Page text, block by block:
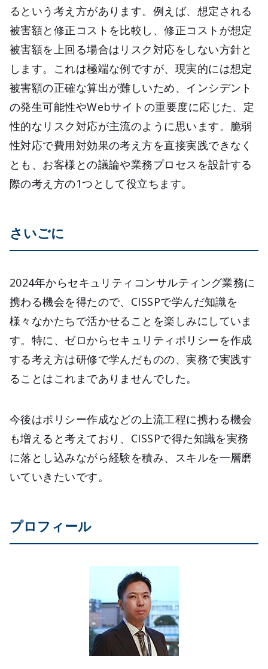
るという考え方があります。例えば、想定される
被害額と修正コストを比較し、修正コストが想定
被害額を上回る場合はリスク対応をしない方針と
します。これは極端な例ですが、現実的には想定
被害額の正確な算出が難しいため、インシデント
の発生可能性やWebサイトの重要度に応じた、定
性的なリスク対応が主流のように思います。脆弱
性対応で費用対効果の考え方を直接実践できなく
とも、お客様との議論や業務プロセスを設計する
際の考え方の1つとして役立ちます。
さいごに
2024年からセキュリティコンサルティング業務に
携わる機会を得たので、CISSPで学んだ知識を
様々なかたちで活かせることを楽しみにしていま
す。特に、ゼロからセキュリティポリシーを作成
する考え方は研修で学んだものの、実務で実践す
ることはこれまでありませんでした。
今後はポリシー作成などの上流工程に携わる機会
も増えると考えており、CISSPで得た知識を実務
に落とし込みながら経験を積み、スキルを一層磨
いていきたいです。
プロフィール